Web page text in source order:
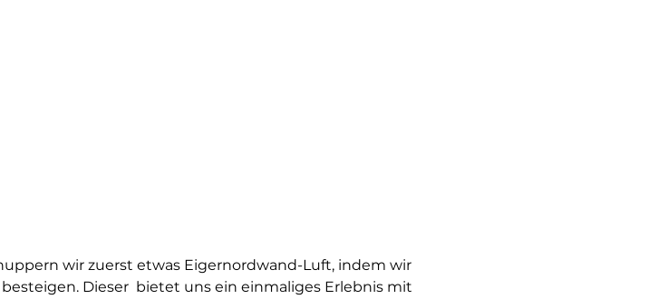
wir zuerst etwas Eigernordwand-Luft, indem wir
Dieser  bietet uns ein einmaliges Erlebnis mit